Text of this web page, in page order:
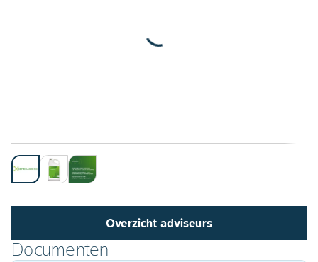
Overzicht adviseurs
Documenten